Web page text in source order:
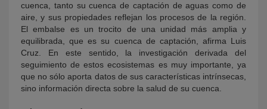
cuenca, tanto su cuenca de captación de aguas como de
aire, y sus propiedades reflejan los procesos de la región.
El embalse es un trocito de una unidad más amplia y
equilibrada, que es su cuenca de captación, afirma Luis
Cruz. En este sentido, la investigación derivada del
seguimiento de estos ecosistemas es muy importante, ya
que no sólo aporta datos de sus características intrínsecas,
sino información directa sobre la salud de su cuenca.